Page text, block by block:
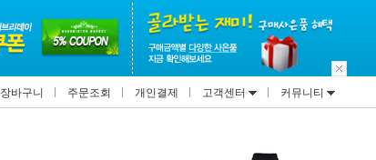
장바구니 주문조회 개인결제 고객센터 커뮤니티